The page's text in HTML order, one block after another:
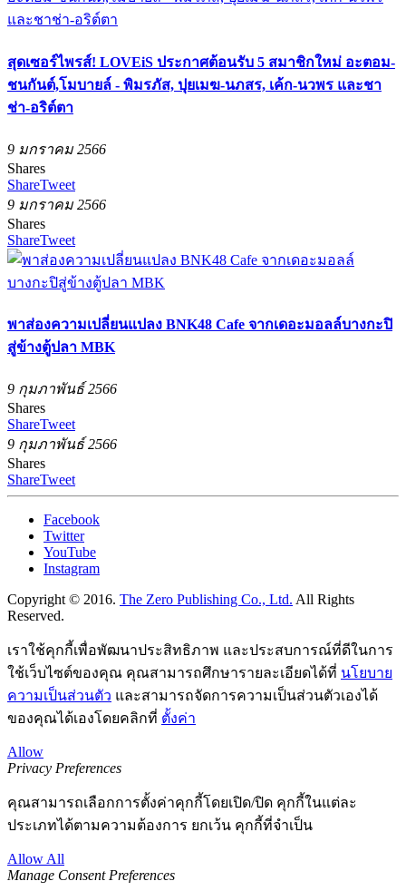
สุดเซอร์ไพรส์! LOVEiS ประกาศต้อนรับ 5 สมาชิกใหม่ อะตอม-
ชนกันต์,โมบายล์ - พิมรภัส, ปุยเมฆ-นภสร, เค้ก-นวพร และชา
ช่า-อริต์ตา
9 มกราคม 2566
Shares
ShareTweet
9 มกราคม 2566
Shares
ShareTweet
พาส่องความเปลี่ยนแปลง BNK48 Cafe จากเดอะมอลล์บางกะปิ
สู่ข้างตู้ปลา MBK
9 กุมภาพันธ์ 2566
Shares
ShareTweet
9 กุมภาพันธ์ 2566
Shares
ShareTweet
Facebook
Twitter
YouTube
Instagram
Copyright © 2016. The Zero Publishing Co., Ltd. All Rights
Reserved.
เราใช้คุกกี้เพื่อพัฒนาประสิทธิภาพ และประสบการณ์ที่ดีในการ
ใช้เว็บไซต์ของคุณ คุณสามารถศึกษารายละเอียดได้ที่ นโยบาย
ความเป็นส่วนตัว และสามารถจัดการความเป็นส่วนตัวเองได้
ของคุณได้เองโดยคลิกที่ ตั้งค่า
Allow
Privacy Preferences
คุณสามารถเลือกการตั้งค่าคุกกี้โดยเปิด/ปิด คุกกี้ในแต่ละ
ประเภทได้ตามความต้องการ ยกเว้น คุกกี้ที่จำเป็น
Allow All
Manage Consent Preferences